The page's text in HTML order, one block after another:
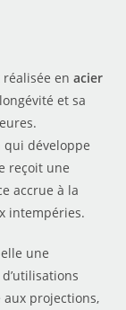
réalisée enacier
et sa
qui développe
reçoit une
accrue à la
intempéries.
une
aux projections,